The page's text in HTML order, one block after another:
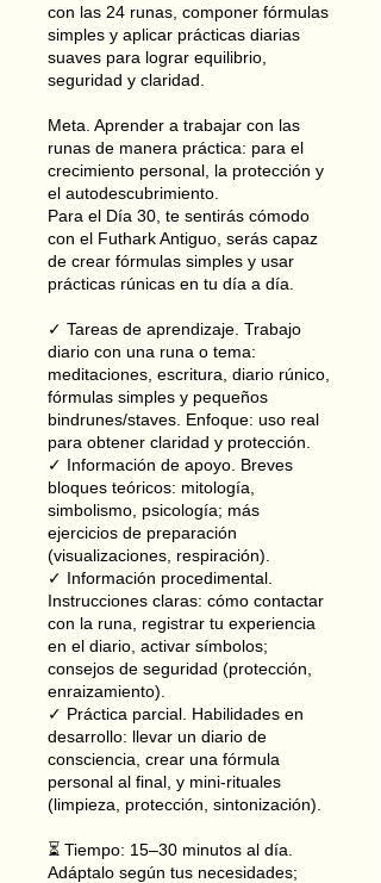
con las 24 runas, componer fórmulas
simples y aplicar prácticas diarias
suaves para lograr equilibrio,
seguridad y claridad.
Meta. Aprender a trabajar con las
runas de manera práctica: para el
crecimiento personal, la protección y
el autodescubrimiento.
Para el Día 30, te sentirás cómodo
con el Futhark Antiguo, serás capaz
de crear fórmulas simples y usar
prácticas rúnicas en tu día a día.
✓ Tareas de aprendizaje. Trabajo
diario con una runa o tema:
meditaciones, escritura, diario rúnico,
fórmulas simples y pequeños
bindrunes/staves. Enfoque: uso real
para obtener claridad y protección.
✓ Información de apoyo. Breves
bloques teóricos: mitología,
simbolismo, psicología; más
ejercicios de preparación
(visualizaciones, respiración).
✓ Información procedimental.
Instrucciones claras: cómo contactar
con la runa, registrar tu experiencia
en el diario, activar símbolos;
consejos de seguridad (protección,
enraizamiento).
✓ Práctica parcial. Habilidades en
desarrollo: llevar un diario de
consciencia, crear una fórmula
personal al final, y mini-rituales
(limpieza, protección, sintonización).
⏳ Tiempo: 15–30 minutos al día.
Adáptalo según tus necesidades;